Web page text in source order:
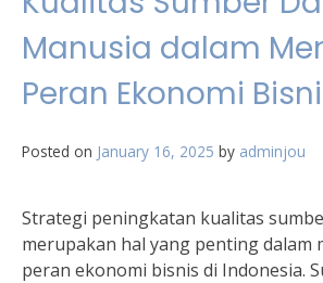
Manusia dalam
Peran Ekonomi
Posted on January 16, 2025 by adminjou
Strategi peningkatan kualitas
merupakan hal yang penting dalam
peran ekonomi bisnis di Indonesia.